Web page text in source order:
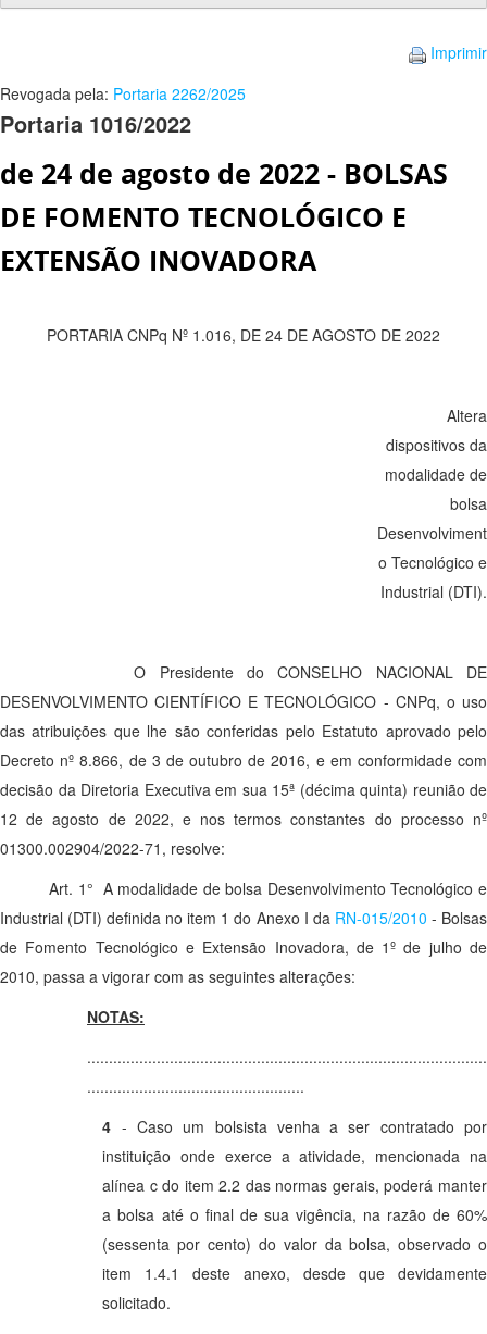
Imprimir
Revogada pela: Portaria 2262/2025
Portaria 1016/2022
de 24 de agosto de 2022 - BOLSAS
DE FOMENTO TECNOLÓGICO E
EXTENSÃO INOVADORA
PORTARIA CNPq Nº 1.016, DE 24 DE AGOSTO DE 2022
Altera
dispositivos da
modalidade de
bolsa
Desenvolviment
o Tecnológico e
Industrial (DTI).
O Presidente do CONSELHO NACIONAL DE
DESENVOLVIMENTO CIENTÍFICO E TECNOLÓGICO - CNPq, o uso
das atribuições que lhe são conferidas pelo Estatuto aprovado pelo
Decreto nº 8.866, de 3 de outubro de 2016, e em conformidade com
decisão da Diretoria Executiva em sua 15ª (décima quinta) reunião de
12 de agosto de 2022, e nos termos constantes do processo nº
01300.002904/2022-71, resolve:
Art. 1° A modalidade de bolsa Desenvolvimento Tecnológico e
Industrial (DTI) definida no item 1 do Anexo I da RN-015/2010 - Bolsas
de Fomento Tecnológico e Extensão Inovadora, de 1º de julho de
2010, passa a vigorar com as seguintes alterações:
NOTAS:
............................................................................................
..................................................
4 - Caso um bolsista venha a ser contratado por
instituição onde exerce a atividade, mencionada na
alínea c do item 2.2 das normas gerais, poderá manter
a bolsa até o final de sua vigência, na razão de 60%
(sessenta por cento) do valor da bolsa, observado o
item 1.4.1 deste anexo, desde que devidamente
solicitado.